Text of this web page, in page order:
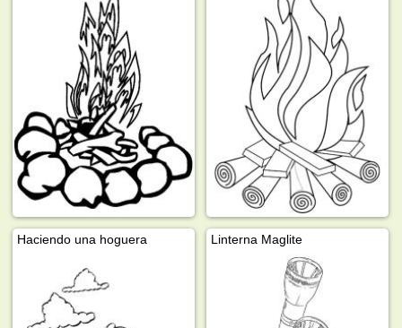
Haciendo una hoguera Linterna Maglite